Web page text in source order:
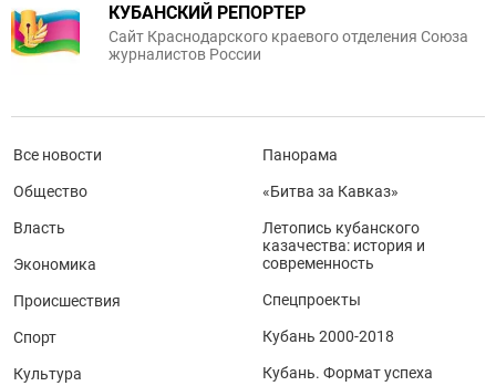
КУБАНСКИЙ РЕПОРТЕР
Сайт Краснодарского краевого отделения Союза
журналистов России
Все новости
Общество
Власть
Экономика
Происшествия
Спорт
Культура
Панорама
«Битва за Кавказ»
Летопись кубанского
казачества: история и
современность
Спецпроекты
Кубань 2000-2018
Кубань. Формат успеха